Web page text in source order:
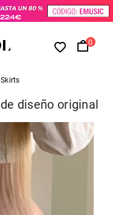
0
diseño original